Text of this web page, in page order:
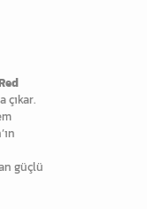
çıkar.
güçlü